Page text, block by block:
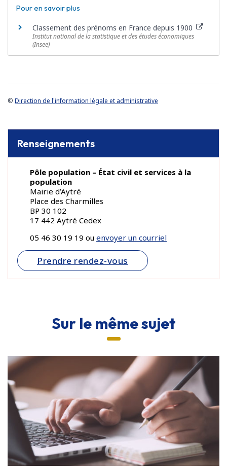
Pour en savoir plus
Classement des prénoms en France depuis 1900
Institut national de la statistique et des études économiques
(Insee)
© Direction de l'information légale et administrative
Renseignements
Pôle population – État civil et services à la
population
Mairie d’Aytré
Place des Charmilles
BP 30 102
17 442 Aytré Cedex
05 46 30 19 19 ou envoyer un courriel
Prendre rendez-vous
Sur le même sujet